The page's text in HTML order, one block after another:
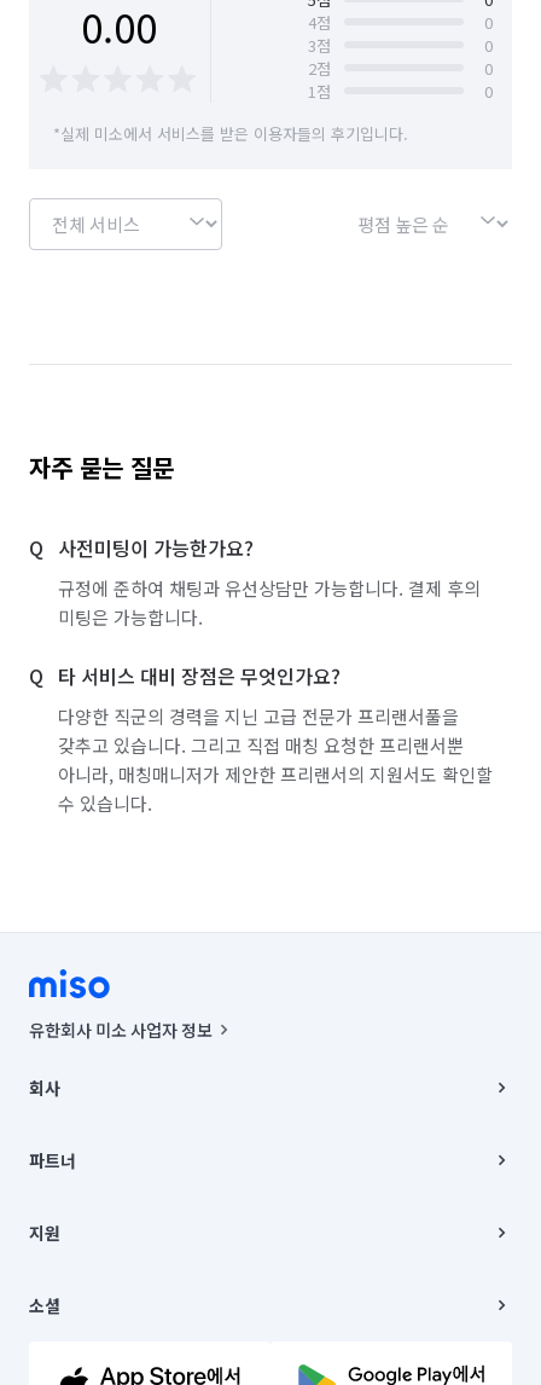
0.00
4점
0
3점
0
2점
0
1점
0
*실제 미소에서 서비스를 받은 이용자들의 후기입니다.
자주 묻는 질문
사전미팅이 가능한가요?
규정에 준하여 채팅과 유선상담만 가능합니다. 결제 후의
미팅은 가능합니다.
타 서비스 대비 장점은 무엇인가요?
다양한 직군의 경력을 지닌 고급 전문가 프리랜서풀을
갖추고 있습니다. 그리고 직접 매칭 요청한 프리랜서뿐
아니라, 매칭매니저가 제안한 프리랜서의 지원서도 확인할
수 있습니다.
유한회사 미소 사업자 정보
00019 |
주소 | 본사: 서울특별시 종로구 율곡로 6(중학동, 트윈트리빌딩) B동 5층
컨택센터 : 서울특별시 종로구 수송동 율곡로 24, 7층, 8층 미소
상품, 상품정보, 거래에 관한 의무와 책임은 거래당사자에게 있습니다.
언론 보도 관련 문의:
© 유한회사 미소. Miso, Inc. All Rights Reserved.
회사
채용
파트너
이사
지원
이용약관
문의하기
소셜
유튜브